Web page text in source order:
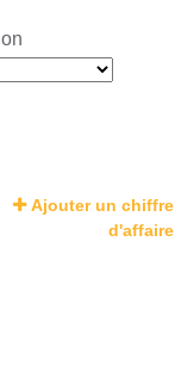
Ajouter un chiffre
d'affaire